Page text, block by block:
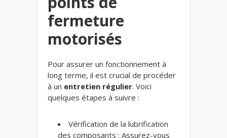
fermeture
motorisés
Pour assurer un fonctionnement à
long terme, il est crucial de procéder
à un entretien régulier. Voici
quelques étapes à suivre :
Vérification de la lubrification
des composants : Assurez-vous